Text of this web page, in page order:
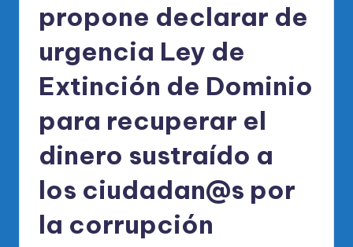
ci
al
el
R
propone declarar de
urgencia Ley de
Extinción de Dominio
para recuperar el
dinero sustraído a
los ciudadan@s por
la corrupción